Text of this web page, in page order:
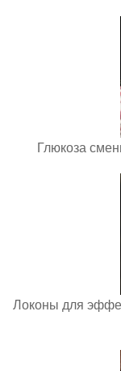
Глюкоза
Локоны для